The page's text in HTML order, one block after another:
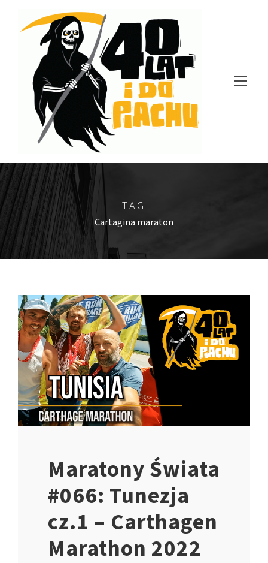
TAG
Cartagina maraton
Maratony Świata
#066: Tunezja
cz.1 – Carthagen
Marathon 2022